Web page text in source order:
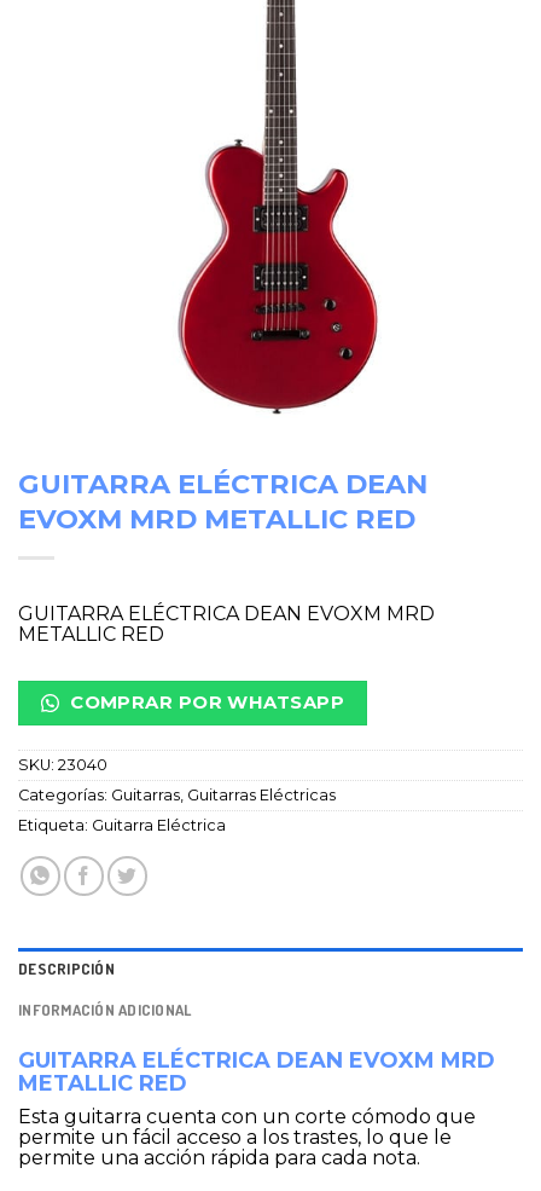
GUITARRA ELÉCTRICA DEAN
EVOXM MRD METALLIC RED
GUITARRA ELÉCTRICA DEAN EVOXM MRD
METALLIC RED
COMPRAR POR WHATSAPP
SKU: 23040
Categorías: Guitarras, Guitarras Eléctricas
Etiqueta: Guitarra Eléctrica
DESCRIPCIÓN
INFORMACIÓN ADICIONAL
GUITARRA ELÉCTRICA DEAN EVOXM MRD
METALLIC RED
Esta guitarra cuenta con un corte cómodo que
permite un fácil acceso a los trastes, lo que le
permite una acción rápida para cada nota.